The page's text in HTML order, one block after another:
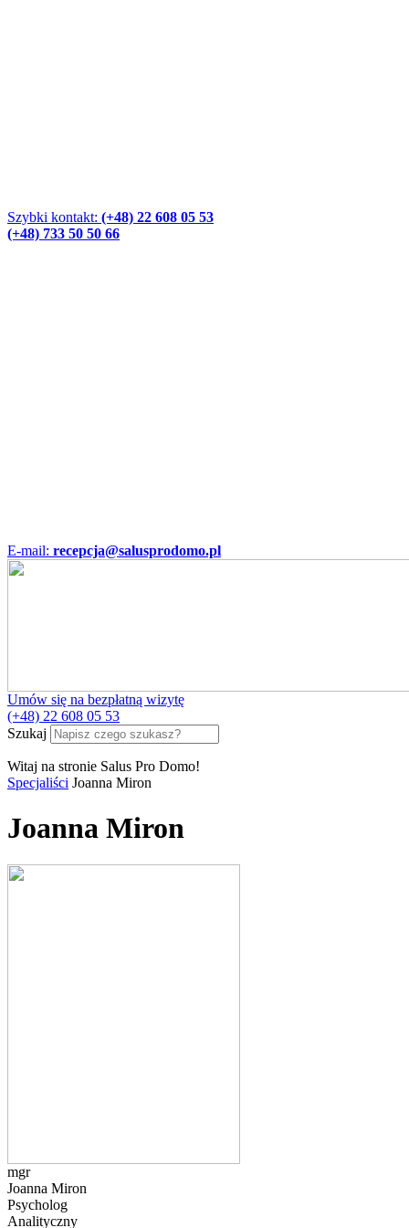
Szybki kontakt: (+48) 22 608 05 53
(+48) 733 50 50 66
E-mail: recepcja@salusprodomo.pl
Umów się na bezpłatną wizytę
(+48) 22 608 05 53
Szukaj
Witaj na stronie Salus Pro Domo!
Specjaliści Joanna Miron
Joanna Miron
mgr
Joanna Miron
Psycholog
Analityczny